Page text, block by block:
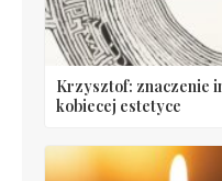
Krzysztof: znaczenie
kobiecej estetyce